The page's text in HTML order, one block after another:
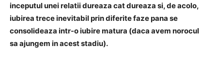
inceputul unei relatii dureaza cat dureaza si, de acolo,
iubirea trece inevitabil prin diferite faze pana se
consolideaza intr-o iubire matura (daca avem norocul
sa ajungem in acest stadiu).